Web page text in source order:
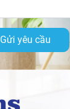
Gửi yêu cầu